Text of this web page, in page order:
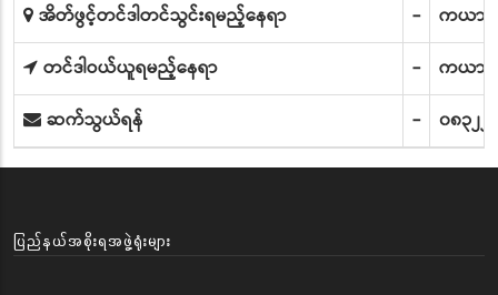
အိတ်ဖွင့်တင်ဒါတင်သွင်းရမည့်နေရာ
-
ကယား
တင်ဒါဝယ်ယူရမည့်နေရာ
-
ကယား
ဆက်သွယ်ရန်
- ၀၈၃၂၂
ပြည်နယ်အစိုးရအဖွဲ့ရုံးများ